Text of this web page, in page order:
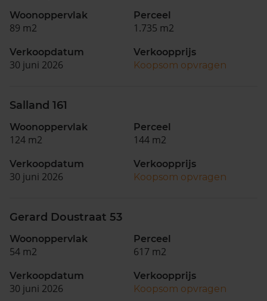
Woonoppervlak
89 m2
Perceel
1.735 m2
Verkoopdatum
30 juni 2026
Verkoopprijs
Koopsom opvragen
Salland 161
Woonoppervlak
124 m2
Perceel
144 m2
Verkoopdatum
30 juni 2026
Verkoopprijs
Koopsom opvragen
Gerard Doustraat 53
Woonoppervlak
54 m2
Perceel
617 m2
Verkoopdatum
30 juni 2026
Verkoopprijs
Koopsom opvragen